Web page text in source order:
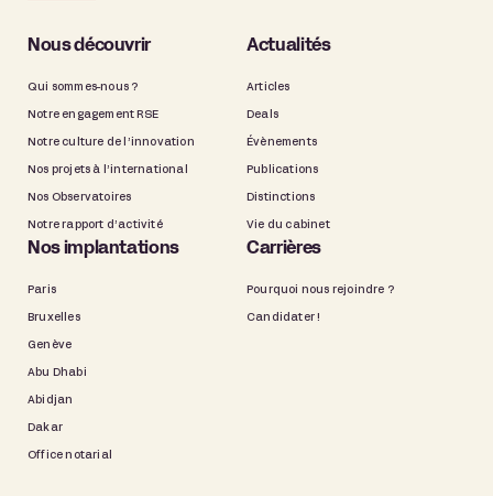
Nous découvrir
Qui sommes-nous ?
Notre engagement RSE
Notre culture de l’innovation
Nos projets à l’international
Nos Observatoires
Notre rapport d’activité
Actualités
Articles
Deals
Évènements
Publications
Distinctions
Vie du cabinet
Nos implantations
Paris
Bruxelles
Genève
Abu Dhabi
Abidjan
Dakar
Office notarial
Carrières
Pourquoi nous rejoindre ?
Candidater !